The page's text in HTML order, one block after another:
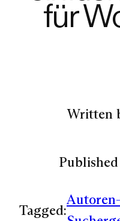
für
Written
Tagged: